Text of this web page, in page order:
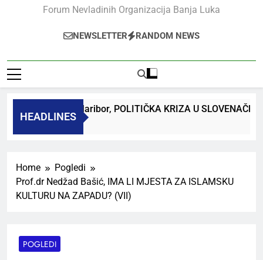
Forum Nevladinih Organizacija Banja Luka
NEWSLETTER RANDOM NEWS
HEADLINES
Bojan Macuh, Maribor, POLITIČKA KRIZA U
Home
Pogledi
Prof.dr Nedžad Bašić, IMA LI MJESTA ZA ISLAMSKU
KULTURU NA ZAPADU? (VII)
POGLEDI